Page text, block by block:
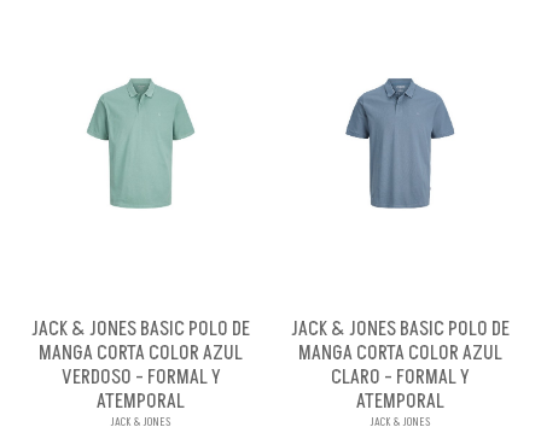
JACK & JONES BASIC POLO DE
MANGA CORTA COLOR AZUL
VERDOSO - FORMAL Y
ATEMPORAL
JACK & JONES
JACK & JONES BASIC POLO DE
MANGA CORTA COLOR AZUL
CLARO - FORMAL Y
ATEMPORAL
JACK & JONES